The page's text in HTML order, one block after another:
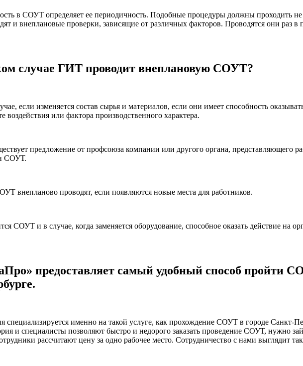
в СОУТ определяет ее периодичность. Подобные процедуры должны проходить не
и внеплановые проверки, зависящие от различных факторов. Проводятся они раз в
случае ГИТ проводит внеплановую СОУТ?
если изменяется состав сырья и материалов, если они имеет способность
воздействия или фактора производственного характера.
предложение от профсоюза компании или другого органа, представляющего
СОУТ.
внепланово проводят, если появляются новые места для работников.
СОУТ и в случае, когда заменяется оборудование, способное оказать действие на
» предоставляет самый удобный способ пройти
специализируется именно на такой услуге, как прохождение СОУТ в городе Санкт-
и специалисты позволяют быстро и недорого заказать проведение СОУТ, нужно
рассчитают цену за одно рабочее место. Сотрудничество с нами выглядит